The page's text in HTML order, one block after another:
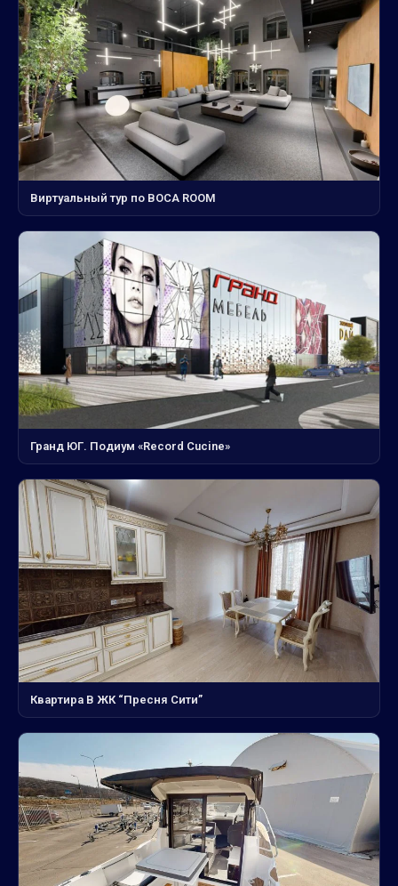
Виртуальный тур по BOCA ROOM
Гранд ЮГ. Подиум «Record Cucine»
Квартира В ЖК “Пресня Сити”